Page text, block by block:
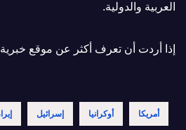
العربية والدولية.
إذا أردت أن تعرف أكثر عن موقع خبرية
أمريكا أوكرانيا إسرائيل